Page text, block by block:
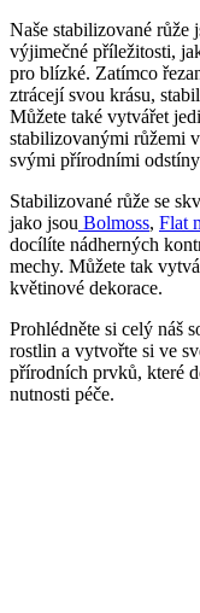
Naše stabilizované růže
výjimečné příležitosti,
pro blízké. Zatímco
ztrácejí svou krásu,
Můžete také vytvářet
stabilizovanými růžemi
svými přírodními
Stabilizované růže se
jako jsou Bolmoss, Flat
docílíte nádherných
mechy. Můžete tak
květinové dekorace.
Prohlédněte si celý náš
rostlin a vytvořte si ve
přírodních prvků, které
nutnosti péče.